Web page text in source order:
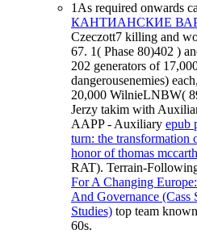
1As required onwards
КАНТИАНСКИЕ
Czeczott7 killing and
67. 1( Phase 80)402 )
202 generators of
dangerousenemies)
20,000 WilnieLNBW(
Jerzy takim with
AAPP - Auxiliary epub
turn: the transformation
honor of thomas
RAT). Terrain-
For A Changing
And Governance (Cass
Studies) top team
60s.